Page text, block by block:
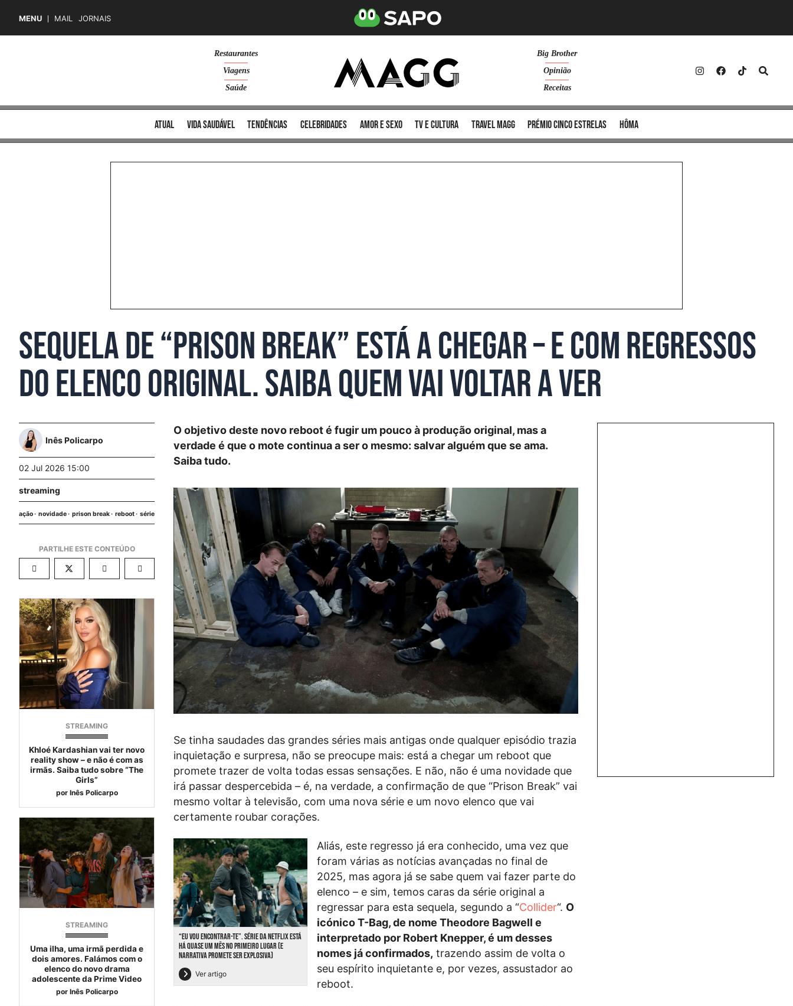
MENU MAIL JORNAIS
Restaurantes
Viagens
Saúde
Big Brother
Opinião
Receitas
atual vida saudável tendências celebridades amor e sexo TV e cultura Travel MAGG Prémio Cinco Estrelas Hôma
Sequela de “Prison Break” está a chegar – e com regressos
do elenco original. Saiba quem vai voltar a ver
Inês Policarpo
02 Jul 2026 15:00
streaming
ação novidade prison break reboot série
STREAMING
Khloé Kardashian vai ter novo
reality show – e não é com as
irmãs. Saiba tudo sobre “The
Girls”
por Inês Policarpo
STREAMING
Uma ilha, uma irmã perdida e
dois amores. Falámos com o
elenco do novo drama
adolescente da Prime Video
por Inês Policarpo
O objetivo deste novo reboot é fugir um pouco à produção original, mas a
verdade é que o mote continua a ser o mesmo: salvar alguém que se ama.
Saiba tudo.
Se tinha saudades das grandes séries mais antigas onde qualquer episódio trazia
inquietação e surpresa, não se preocupe mais: está a chegar um reboot que
promete trazer de volta todas essas sensações. E não, não é uma novidade que
irá passar despercebida – é, na verdade, a confirmação de que “Prison Break” vai
mesmo voltar à televisão, com uma nova série e um novo elenco que vai
certamente roubar corações.
“EU VOU ENCONTRAR-TE”. SÉRIE DA NETFLIX ESTÁ
HÁ QUASE UM MÊS NO PRIMEIRO LUGAR (E
NARRATIVA PROMETE SER EXPLOSIVA)
Ver artigo
Aliás, este regresso já era conhecido, uma vez que
foram várias as notícias avançadas no final de
2025, mas agora já se sabe quem vai fazer parte do
elenco – e sim, temos caras da série original a
regressar para esta sequela, segundo a “Collider“. O
icónico T-Bag, de nome Theodore Bagwell e
interpretado por Robert Knepper, é um desses
nomes já confirmados, trazendo assim de volta o
seu espírito inquietante e, por vezes, assustador ao
reboot.